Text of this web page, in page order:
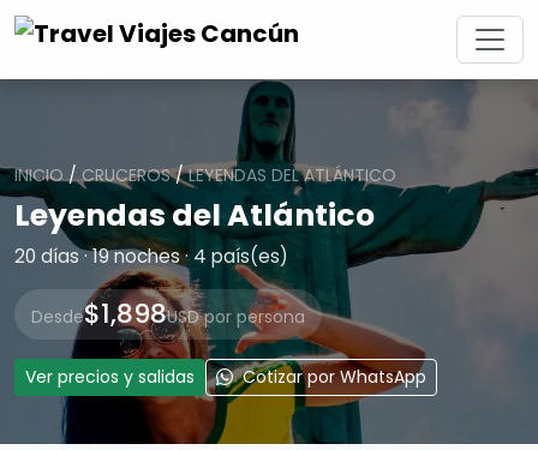
INICIO/CRUCEROS/LEYENDAS DEL ATLÁNTICO
Leyendas del Atlántico
20 días · 19 noches · 4 país(es)
Desde$1,898USD por persona
Ver precios y salidas Cotizar por WhatsApp